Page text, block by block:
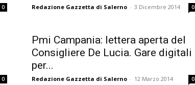
0 Redazione Gazzetta di Salerno - 3 Dicembre 2014 0
0
Pmi Campania: lettera aperta del
Consigliere De Lucia. Gare digitali
per...
Redazione Gazzetta di Salerno - 12 Marzo 2014 0